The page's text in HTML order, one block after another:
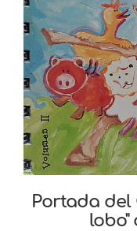
Portada del
lobo"